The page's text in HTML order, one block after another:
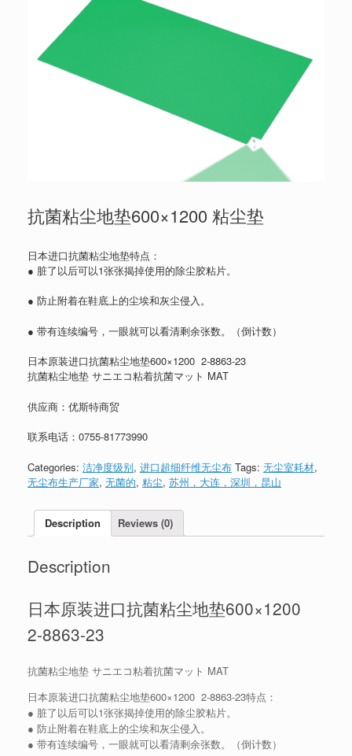
抗菌粘尘地垫600×1200 粘尘垫
日本进口抗菌粘尘地垫特点：
● 脏了以后可以1张张揭掉使用的除尘胶粘片。
● 防止附着在鞋底上的尘埃和灰尘侵入。
● 带有连续编号，一眼就可以看清剩余张数。（倒计数）
日本原装进口抗菌粘尘地垫600×1200 2-8863-23
抗菌粘尘地垫 サニエコ粘着抗菌マット MAT
供应商：优斯特商贸
联系电话： 0755-81773990
Categories: 洁净度级别, 进口超细纤维无尘布 Tags: 无尘室耗材,
无尘布生产厂家, 无菌的, 粘尘, 苏州，大连，深圳，昆山
Description Reviews (0)
Description
日本原装进口抗菌粘尘地垫600×1200
2-8863-23
抗菌粘尘地垫 サニエコ粘着抗菌マット MAT
日本原装进口抗菌粘尘地垫600×1200 2-8863-23特点：
● 脏了以后可以1张张揭掉使用的除尘胶粘片。
● 防止附着在鞋底上的尘埃和灰尘侵入。
● 带有连续编号，一眼就可以看清剩余张数。（倒计数）